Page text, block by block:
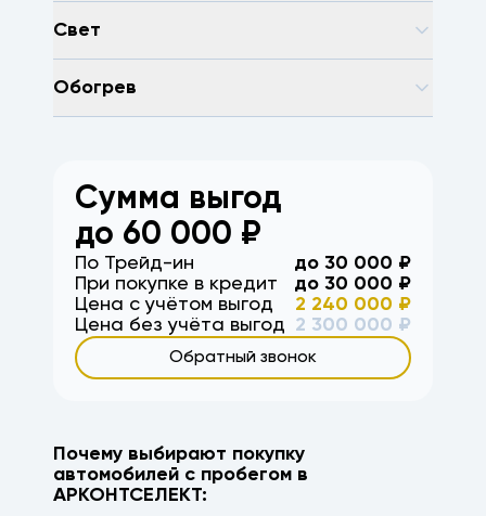
Свет
Обогрев
Сумма выгод
до 60 000 ₽
По Трейд-ин до 30 000 ₽
При покупке в кредит
до 30 000 ₽
Цена с учётом выгод
2 240 000 ₽
Цена без учёта выгод
2 300 000 ₽
Обратный звонок
Почему выбирают покупку
автомобилей с пробегом в
АРКОНТСЕЛЕКТ: